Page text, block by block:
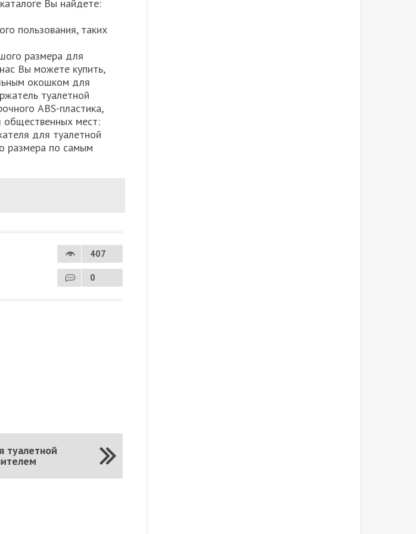
Вы найдете:
пользования, таких
размера для
Вы можете купить,
окошком для
туалетной
ABS-пластика,
общественных мест:
для туалетной
размера по самым
407
0
туалетной